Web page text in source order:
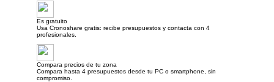
Es gratuito
Usa Cronoshare gratis: recibe presupuestos y contacta con 4
profesionales.
Compara precios de tu zona
Compara hasta 4 presupuestos desde tu PC o smartphone, sin
compromiso.